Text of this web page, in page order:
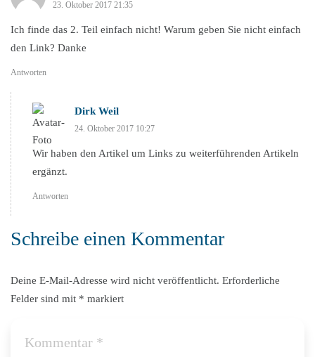
23. Oktober 2017 21:35
Ich finde das 2. Teil einfach nicht! Warum geben Sie nicht einfach
den Link? Danke
Antworten
Dirk Weil
24. Oktober 2017 10:27
Wir haben den Artikel um Links zu weiterführenden Artikeln
ergänzt.
Antworten
Schreibe einen Kommentar
Deine E-Mail-Adresse wird nicht veröffentlicht. Erforderliche
Felder sind mit * markiert